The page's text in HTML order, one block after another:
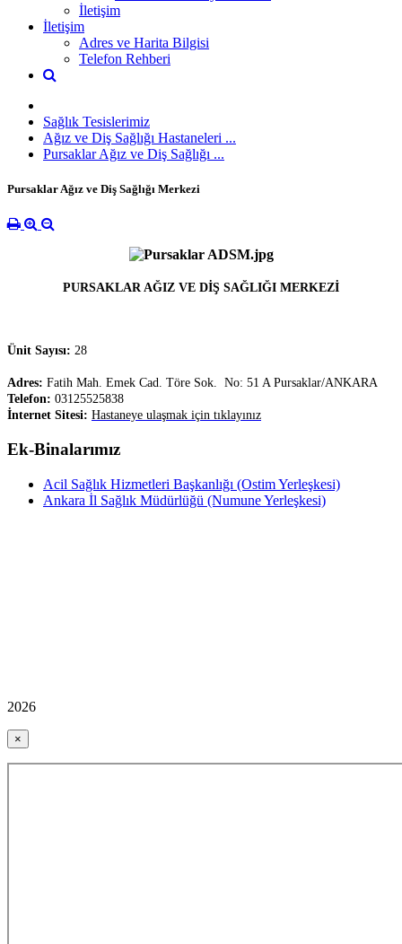
İletişim
İletişim
Adres ve Harita Bilgisi
Telefon Rehberi
Sağlık Tesislerimiz
Ağız ve Diş Sağlığı Hastaneleri ...
Pursaklar Ağız ve Diş Sağlığı ...
Pursaklar Ağız ve Diş Sağlığı Merkezi
PURSAKLAR AĞIZ VE DİŞ SAĞLIĞI MERKEZİ
Ünit Sayısı: 28
Adres: Fatih Mah. Emek Cad. Töre Sok. No: 51 A Pursaklar/ANKARA
Telefon: 03125525838
İnternet Sitesi: Hastaneye ulaşmak için tıklayınız
Ek-Binalarımız
Acil Sağlık Hizmetleri Başkanlığı (Ostim Yerleşkesi)
Ankara İl Sağlık Müdürlüğü (Numune Yerleşkesi)
2026
×